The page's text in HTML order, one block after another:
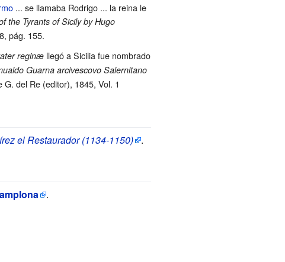
... se llamaba Rodrigo ... la reina le
the Tyrants of Sicily by Hugo
pág. 155.
reginællegó a Sicilia fue nombrado
Guarna arcivescovo Salernitano
del Re (editor), 1845, Vol. 1
el Restaurador (1134-1150) .
.